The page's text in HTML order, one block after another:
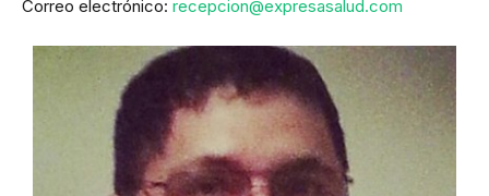
Correo electrónico: recepcion@expresasalud.com